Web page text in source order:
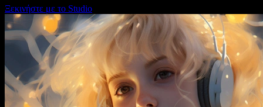
Ξεκινήστε με το Studio